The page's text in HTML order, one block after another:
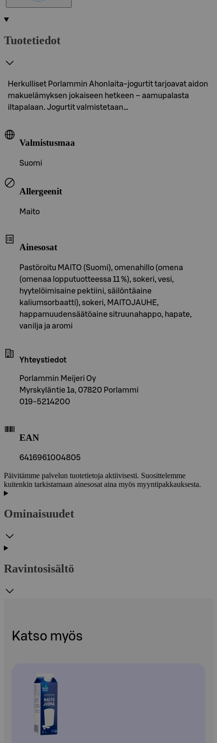
Tuotetiedot
Herkulliset Porlammin Ahonlaita-jogurtit tarjoavat aidon
makuelämyksen jokaiseen hetkeen – aamupalasta
iltapalaan. Jogurtit valmistetaan…
Valmistusmaa
Suomi
Allergeenit
Maito
Ainesosat
Pastöroitu MAITO (Suomi), omenahillo (omena
(omenaa lopputuotteessa 11 %), sokeri, vesi,
hyytelöimisaine pektiini, säilöntäaine
kaliumsorbaatti), sokeri, MAITOJAUHE,
happamuudensäätöaine sitruunahappo, hapate,
vanilja ja aromi
Yhteystiedot
Porlammin Meijeri Oy
Myrskyläntie 1a, 07820 Porlammi
019-5214200
EAN
6416961004805
Päivitämme palvelun tuotetietoja aktiivisesti. Suosittelemme
kuitenkin tarkistamaan ainesosat aina myös myyntipakkauksesta.
Ominaisuudet
Ravintosisältö
Katso myös